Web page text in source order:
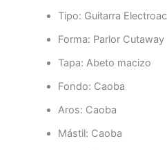
Tipo: Guitarra
Forma: Parlor Cutaway
Tapa: Abeto macizo
Fondo: Caoba
Aros: Caoba
Mástil: Caoba